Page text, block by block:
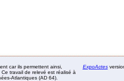
car ils permettent ainsi,
travail de relevé est réalisé à
Atlantiques (AD 64).
ExpoActes